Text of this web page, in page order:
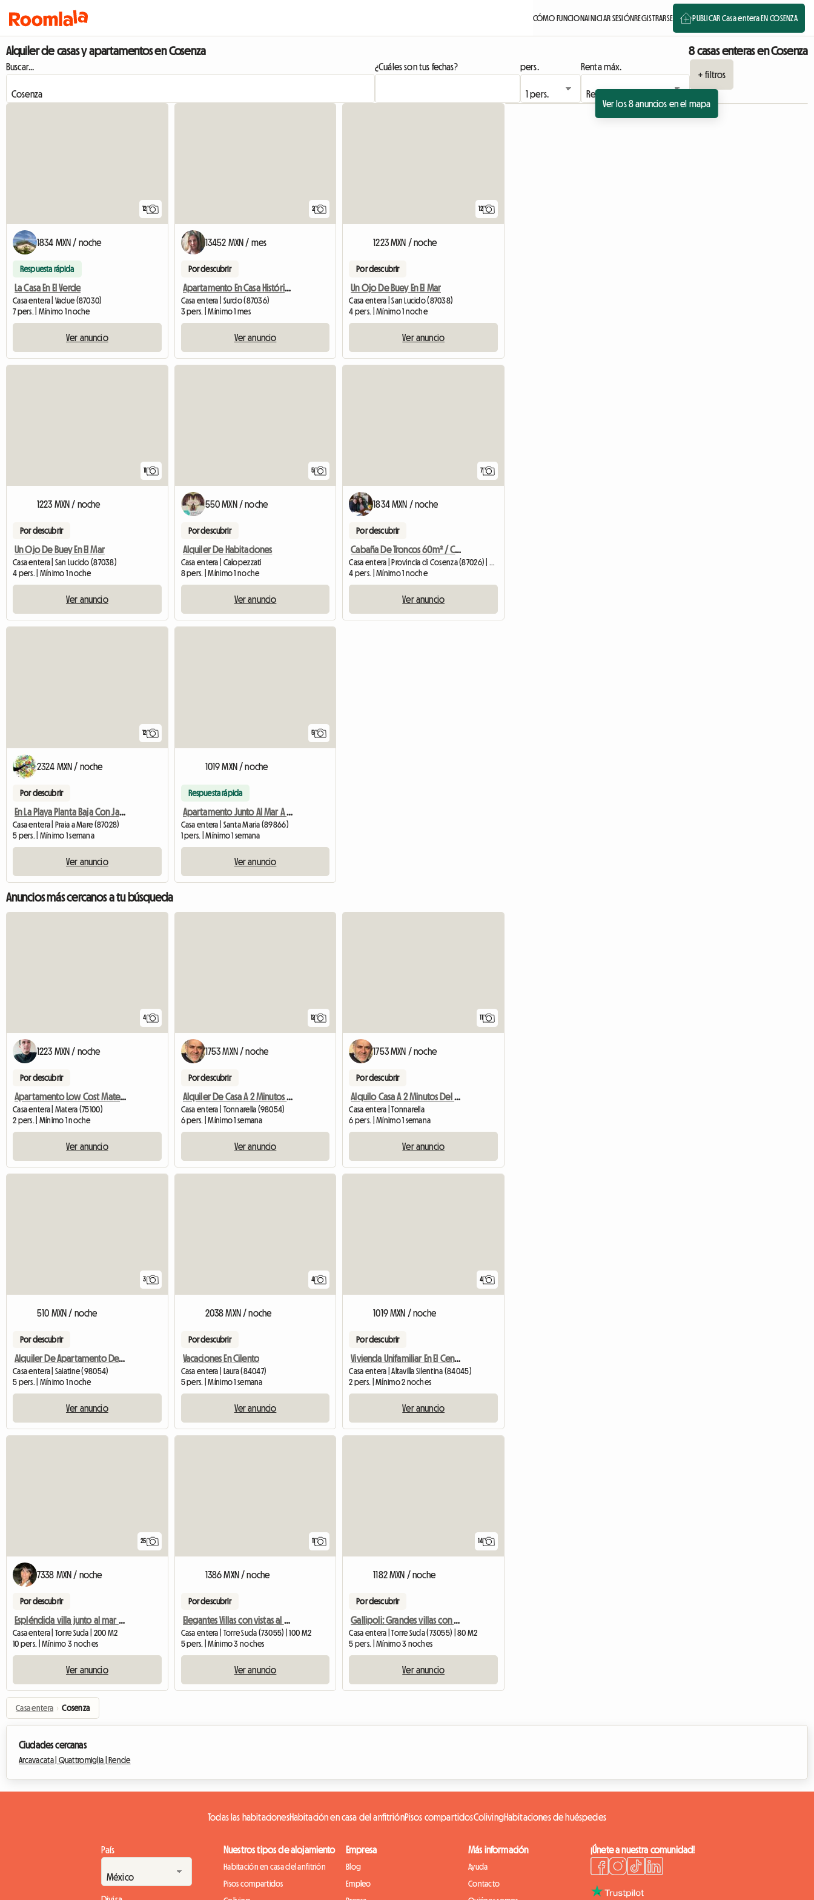
CÓMO FUNCIONAINICIAR SESIÓNREGISTRARSE PUBLICAR Casa entera EN COSENZA
Alquiler de casas y apartamentos en Cosenza 8 casas enteras en Cosenza
Buscar... ¿Cuáles son tus fechas? pers.
Renta máx.
+ filtros
Ver los 8 anuncios en el mapa
12
1834 MXN / noche
Respuesta rápida
La Casa En El Verde
Casa entera | Vadue (87030)
7 pers. | Mínimo 1 noche
Ver anuncio
2
13452 MXN / mes
Por descubrir
Apartamento En Casa Histórica Con Jardín Para Tres Estudiantes
Casa entera | Surdo (87036)
3 pers. | Mínimo 1 mes
Ver anuncio
12
1223 MXN / noche
Por descubrir
Un Ojo De Buey En El Mar
Casa entera | San Lucido (87038)
4 pers. | Mínimo 1 noche
Ver anuncio
1223 MXN / noche
Por descubrir
Un Ojo De Buey En El Mar
Casa entera | San Lucido (87038)
4 pers. | Mínimo 1 noche
Ver anuncio
5
550 MXN / noche
Por descubrir
Alquiler De Habitaciones
Casa entera | Calopezzati
8 pers. | Mínimo 1 noche
Ver anuncio
7
1834 MXN / noche
Por descubrir
Cabaña De Troncos 60m² / Con Patio / Cerca Del Lago / Parque Pollino
Casa entera | Provincia di Cosenza (87026) | 60 M2
4 pers. | Mínimo 1 noche
Ver anuncio
12
2324 MXN / noche
Por descubrir
En La Playa Planta Baja Con Jardin
Casa entera | Praia a Mare (87028)
5 pers. | Mínimo 1 semana
Ver anuncio
5
1019 MXN / noche
Respuesta rápida
Apartamento Junto Al Mar A Cambio De Mantenimiento/jardinería
Casa entera | Santa Maria (89866)
1 pers. | Mínimo 1 semana
Ver anuncio
Anuncios más cercanos a tu búsqueda
4
1223 MXN / noche
Por descubrir
Apartamento Low Cost Matera-centro
Casa entera | Matera (75100)
2 pers. | Mínimo 1 noche
Ver anuncio
12
1753 MXN / noche
Por descubrir
Alquiler De Casa A 2 Minutos De La Playa
Casa entera | Tonnarella (98054)
6 pers. | Mínimo 1 semana
Ver anuncio
11
1753 MXN / noche
Por descubrir
Alquilo Casa A 2 Minutos Del Mar
Casa entera | Tonnarella
6 pers. | Mínimo 1 semana
Ver anuncio
3
510 MXN / noche
Por descubrir
Alquiler De Apartamento De Vacaciones
Casa entera | Saiatine (98054)
5 pers. | Mínimo 1 noche
Ver anuncio
4
2038 MXN / noche
Por descubrir
Vacaciones En Cilento
Casa entera | Laura (84047)
5 pers. | Mínimo 1 semana
Ver anuncio
4
1019 MXN / noche
Por descubrir
Vivienda Unifamiliar En El Centro Histórico
Casa entera | Altavilla Silentina (84045)
2 pers. | Mínimo 2 noches
Ver anuncio
25
7338 MXN / noche
Por descubrir
Espléndida villa junto al mar con piscina
Casa entera | Torre Suda | 200 M2
10 pers. | Mínimo 3 noches
Ver anuncio
1386 MXN / noche
Por descubrir
Elegantes Villas con vistas al mar, Gallipoli
Casa entera | Torre Suda (73055) | 100 M2
5 pers. | Mínimo 3 noches
Ver anuncio
14
1182 MXN / noche
Por descubrir
Gallipoli: Grandes villas con vista al mar, jardín y todas las comodidades.
Casa entera | Torre Suda (73055) | 80 M2
5 pers. | Mínimo 3 noches
Ver anuncio
Casa entera › Cosenza
Ciudades cercanas
Arcavacata | Quattromiglia | Rende
Todas las habitacionesHabitación en casa del anfitriónPisos compartidosColivingHabitaciones de huéspedes
País Nuestros tipos de alojamiento
Habitación en casa del anfitrión
Pisos compartidos
Empresa
Blog
Empleo
Más información
Ayuda
Contacto
¡Únete a nuestra comunidad!